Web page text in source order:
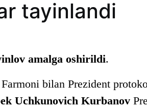
tayinlandi
amalga oshirildi.
bilan Prezident
Uchkunovich Kurbanov